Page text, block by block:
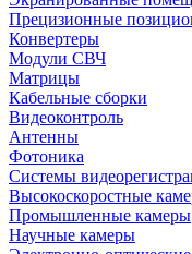
Прецизионные
Конвертеры
Модули СВЧ
Матрицы
Кабельные сборки
Видеоконтроль
Антенны
Фотоника
Cистемы
Высокоскоростные
Промышленные камеры
Научные камеры